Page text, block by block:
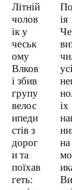
Літній
чолов
ік у
чеськ
ому
Влков
і збив
групу
велос
ипеди
стів з
дорог
и та
поїхав
геть:
ія
іх
на